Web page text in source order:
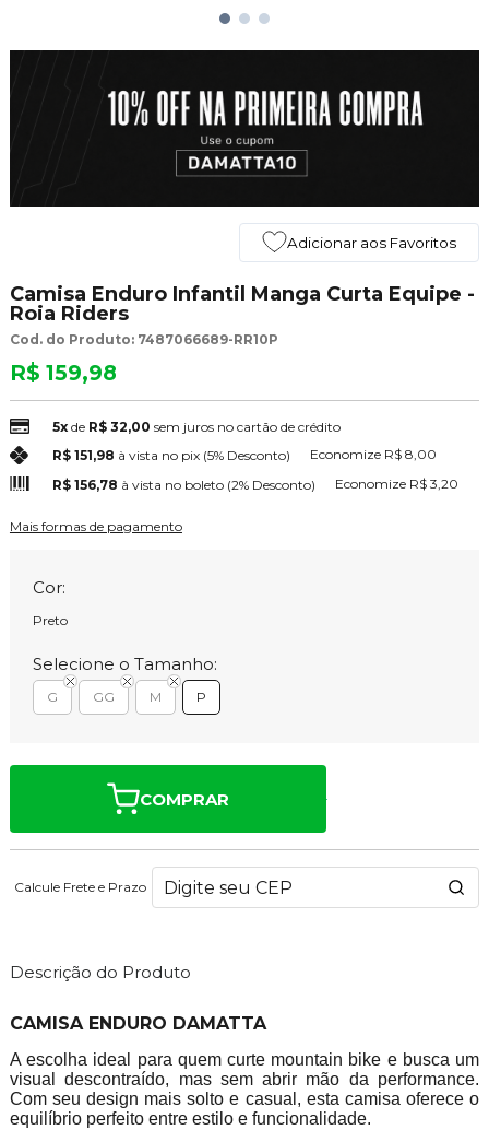
Adicionar aos Favoritos
Camisa Enduro Infantil Manga Curta Equipe -
Roia Riders
Cod. do Produto: 7487066689-RR10P
R$ 159,98
5xde R$ 32,00 sem juros no cartão de crédito
R$ 151,98 à vista no pix (5% Desconto) Economize R$ 8,00
R$ 156,78 à vista no boleto (2% Desconto) Economize R$ 3,20
Mais formas de pagamento
Cor:
Preto
Selecione o Tamanho:
G GG M P
COMPRAR
Calcule Frete e Prazo
Descrição do Produto
CAMISA ENDURO DAMATTA
A escolha ideal para quem curte mountain bike e busca um
visual descontraído, mas sem abrir mão da performance.
Com seu design mais solto e casual, esta camisa oferece o
equilíbrio perfeito entre estilo e funcionalidade.